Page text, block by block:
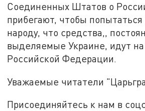
Соединенных Штатов о
прибегают, чтобы попытаться
народу, что средства,,
выделяемые Украине, идут
Российской Федерации.
Уважаемые читатели
Присоединяйтесь к нам в